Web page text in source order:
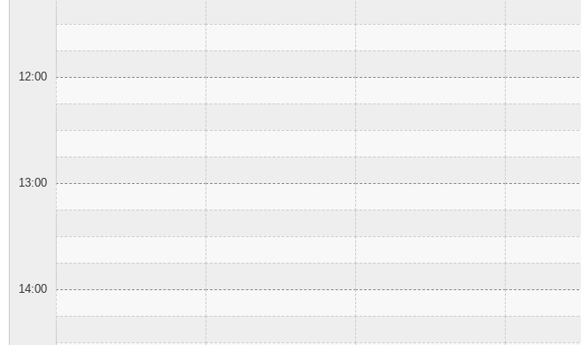
12:00
13:00
14:00